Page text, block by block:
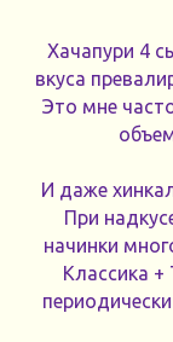
Хачапури 4
вкуса
Это мне
И даже
При
начинки
Классика